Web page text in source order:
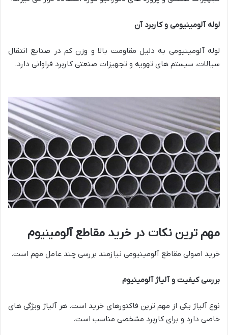
لوله آلومینیومی و کاربرد آن
لوله آلومینیومی به دلیل مقاومت بالا و وزن کم در صنایع انتقال
سیالات، سیستم های تهویه و تجهیزات صنعتی کاربرد فراوانی دارد.
مهم ترین نکات در خرید مقاطع آلومینیوم
خرید اصولی مقاطع آلومینیومی نیازمند بررسی چند عامل مهم است.
بررسی کیفیت و آلیاژ آلومینیوم
نوع آلیاژ یکی از مهم ترین فاکتورهای خرید است. هر آلیاژ ویژگی های
خاصی دارد و برای کاربرد مشخصی مناسب است.